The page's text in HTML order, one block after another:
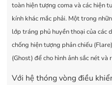
toàn hiện tượng coma và các hiện
kính khác mắc phải. Một trong
lớp tráng phủ huyền thoại của các
chống hiện tượng phản chiếu
(Ghost) để cho hình ảnh sắc nét và
Với hệ thóng vòng điều